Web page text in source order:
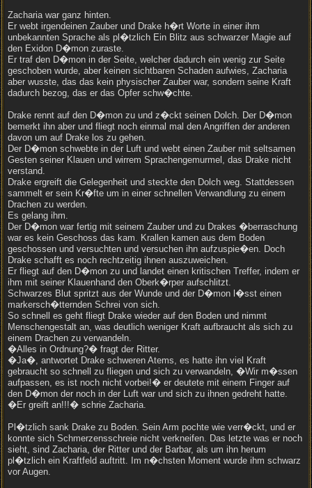
Zacharia war ganz hinten.
Er webt irgendeinen Zauber und Drake h�rt Worte in einer ihm
unbekannten Sprache als pl�tzlich Ein Blitz aus schwarzer Magie auf
den Exidon D�mon zuraste.
Er traf den D�mon in der Seite, welcher dadurch ein wenig zur Seite
geschoben wurde, aber keinen sichtbaren Schaden aufwies, Zacharia
aber wusste, das das kein physischer Zauber war, sondern seine Kraft
dadurch bezog, das er das Opfer schw�chte.
Drake rennt auf den D�mon zu und z�ckt seinen Dolch. Der D�mon
bemerkt ihn aber und fliegt noch einmal mal den Angriffen der anderen
davon um auf Drake los zu gehen.
Der D�mon schwebte in der Luft und webt einen Zauber mit seltsamen
Gesten seiner Klauen und wirrem Sprachengemurmel, das Drake nicht
verstand.
Drake ergreift die Gelegenheit und steckte den Dolch weg. Stattdessen
sammelt er sein Kr�fte um in einer schnellen Verwandlung zu einem
Drachen zu werden.
Es gelang ihm.
Der D�mon war fertig mit seinem Zauber und zu Drakes �berraschung
war es kein Geschoss das kam. Krallen kamen aus dem Boden
geschossen und versuchten und versuchen ihn aufzuspie�en. Doch
Drake schafft es noch rechtzeitig ihnen auszuweichen.
Er fliegt auf den D�mon zu und landet einen kritischen Treffer, indem er
ihm mit seiner Klauenhand den Oberk�rper aufschlitzt.
Schwarzes Blut spritzt aus der Wunde und der D�mon l�sst einen
markersch�tternden Schrei von sich.
So schnell es geht fliegt Drake wieder auf den Boden und nimmt
Menschengestalt an, was deutlich weniger Kraft aufbraucht als sich zu
einem Drachen zu verwandeln.
�Alles in Ordnung?� fragt der Ritter.
�Ja�, antwortet Drake schweren Atems, es hatte ihn viel Kraft
gebraucht so schnell zu fliegen und sich zu verwandeln, �Wir m�ssen
aufpassen, es ist noch nicht vorbei!� er deutete mit einem Finger auf
den D�mon der noch in der Luft war und sich zu ihnen gedreht hatte.
�Er greift an!!!� schrie Zacharia.
Pl�tzlich sank Drake zu Boden. Sein Arm pochte wie verr�ckt, und er
konnte sich Schmerzensschreie nicht verkneifen. Das letzte was er noch
sieht, sind Zacharia, der Ritter und der Barbar, als um ihn herum
pl�tzlich ein Kraftfeld auftritt. Im n�chsten Moment wurde ihm schwarz
vor Augen.